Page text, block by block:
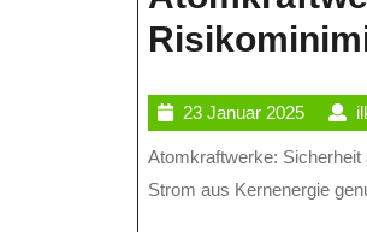
23 Januar 202523
Januar
2025
Atomkraftwerke: Sicherheit an erster Stelle Atomkraftwerke sind komplexe Anlagen, die zur Erzeugung von
Strom aus Kernenergie